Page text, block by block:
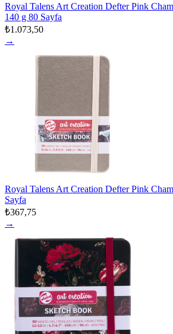
Royal Talens Art Creation Defter Pink
140 g 80 Sayfa
₺1.073,50
→
Royal Talens Art Creation Defter Pink
Sayfa
₺367,75
→